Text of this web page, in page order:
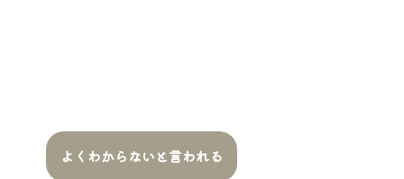
よくわからないと言われる